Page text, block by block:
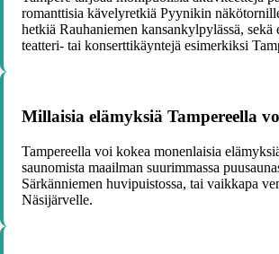
romanttisia kävelyretkiä Pyynikin
hetkiä Rauhaniemen kansankylpylässä, sekä
teatteri- tai konserttikäyntejä esimerkiksi
Millaisia elämyksiä Tampereella
Tampereella voi kokea monenlaisia
saunomista maailman suurimmassa
Särkänniemen huvipuistossa, tai vaikkapa
Näsijärvelle.